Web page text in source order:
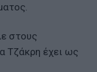
στους
Τζάκρη έχει ως